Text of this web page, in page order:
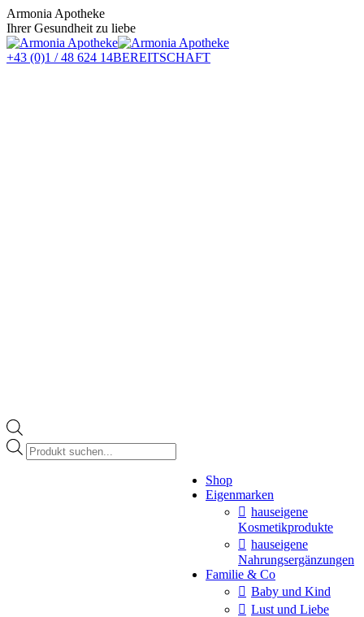
Zum
Inhalt
springen
Armonia Apotheke
Ihrer Gesundheit zu liebe
+43 (0)1 / 48 624 14BEREITSCHAFT
Products
search
Shop
Eigenmarken
hauseigene
Kosmetikprodukte
hauseigene
Nahrungsergänzungen
Familie & Co
Baby und Kind
Lust und Liebe